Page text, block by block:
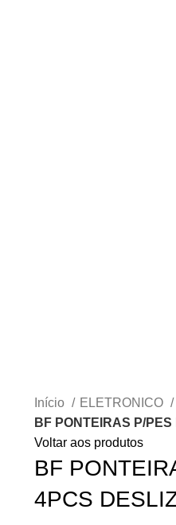
Início
ELETRONICO
BF PONTEIRAS P/
Voltar aos produtos
BF
4PCS